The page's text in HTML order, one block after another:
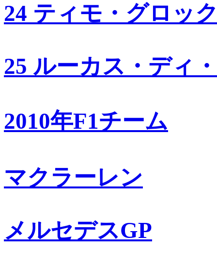
24 ティモ・グロッ
25 ルーカス・ディ
2010年F1チーム
マクラーレン
メルセデスGP